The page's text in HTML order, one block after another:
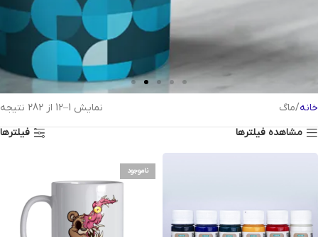
ماگ های
طرح پترن
رنگی رنگی ها خیلی می پسندن
خانه ماگ
نمایش 1–12 از 282 نتیجه
مشاهده فیلترها
فیلترها
ناموجود